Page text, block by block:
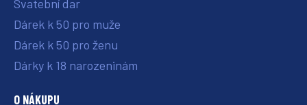
Svatební dar
Dárek k 50 pro muže
Dárek k 50 pro ženu
Dárky k 18 narozeninám
O NÁKUPU